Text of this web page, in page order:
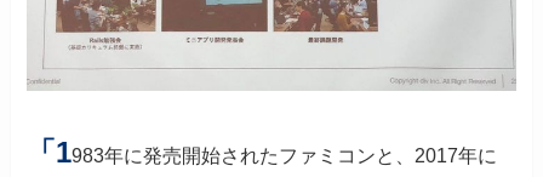
「1983年に発売開始されたファミコンと、2017年に